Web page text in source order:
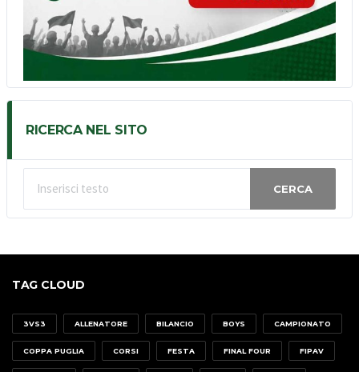
RICERCA NEL SITO
CERCA
TAG CLOUD
3VS3 ALLENATORE BILANCIO BOYS CAMPIONATO
COPPA PUGLIA CORSI FESTA FINAL FOUR FIPAV